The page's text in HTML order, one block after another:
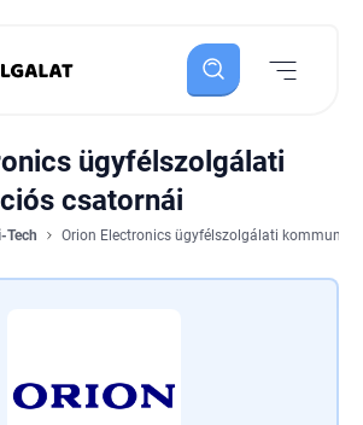
ügyfélszolgálati
csatornái
Tech Orion Electronics ügyfélszolgálati